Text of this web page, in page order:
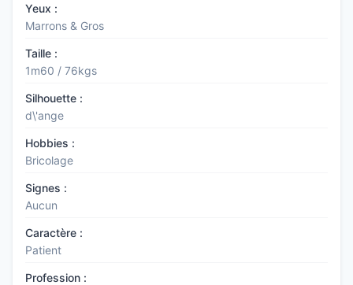
Yeux :
Marrons & Gros
Taille :
1m60 / 76kgs
Silhouette :
d\'ange
Hobbies :
Bricolage
Signes :
Aucun
Caractère :
Patient
Profession :